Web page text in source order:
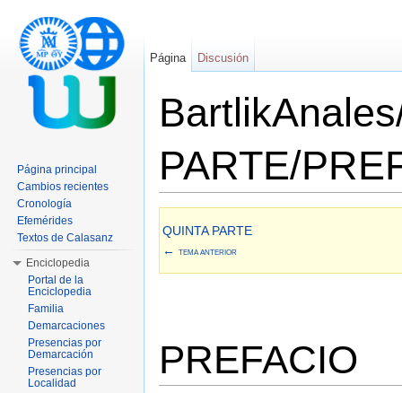
PARTE/
QUINTA PARTE
← TEMA ANTERIOR
PREFACIO
Página Discusión
Página principal
Cambios recientes
Cronología
Efemérides
Textos de Calasanz
Enciclopedia
Portal de la
Enciclopedia
Familia
Demarcaciones
Presencias por
Demarcación
Presencias por
Localidad